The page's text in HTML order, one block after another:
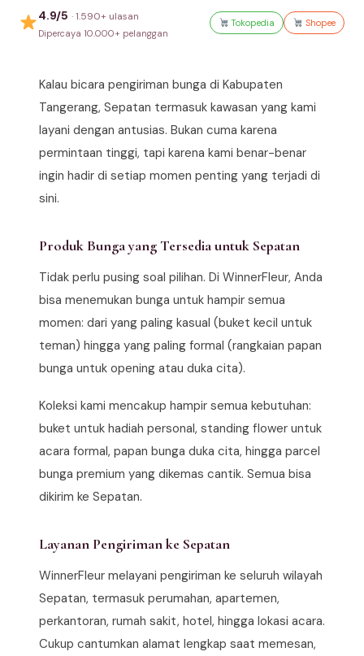
4.9/5 · 1.590+ ulasan
Dipercaya 10.000+ pelanggan
Tokopedia Shopee
Kalau bicara pengiriman bunga di Kabupaten
Tangerang, Sepatan termasuk kawasan yang kami
layani dengan antusias. Bukan cuma karena
permintaan tinggi, tapi karena kami benar-benar
ingin hadir di setiap momen penting yang terjadi di
sini.
Produk Bunga yang Tersedia untuk Sepatan
Tidak perlu pusing soal pilihan. Di WinnerFleur, Anda
bisa menemukan bunga untuk hampir semua
momen: dari yang paling kasual (buket kecil untuk
teman) hingga yang paling formal (rangkaian papan
bunga untuk opening atau duka cita).
Koleksi kami mencakup hampir semua kebutuhan:
buket untuk hadiah personal, standing flower untuk
acara formal, papan bunga duka cita, hingga parcel
bunga premium yang dikemas cantik. Semua bisa
dikirim ke Sepatan.
Layanan Pengiriman ke Sepatan
WinnerFleur melayani pengiriman ke seluruh wilayah
Sepatan, termasuk perumahan, apartemen,
perkantoran, rumah sakit, hotel, hingga lokasi acara.
Cukup cantumkan alamat lengkap saat memesan,